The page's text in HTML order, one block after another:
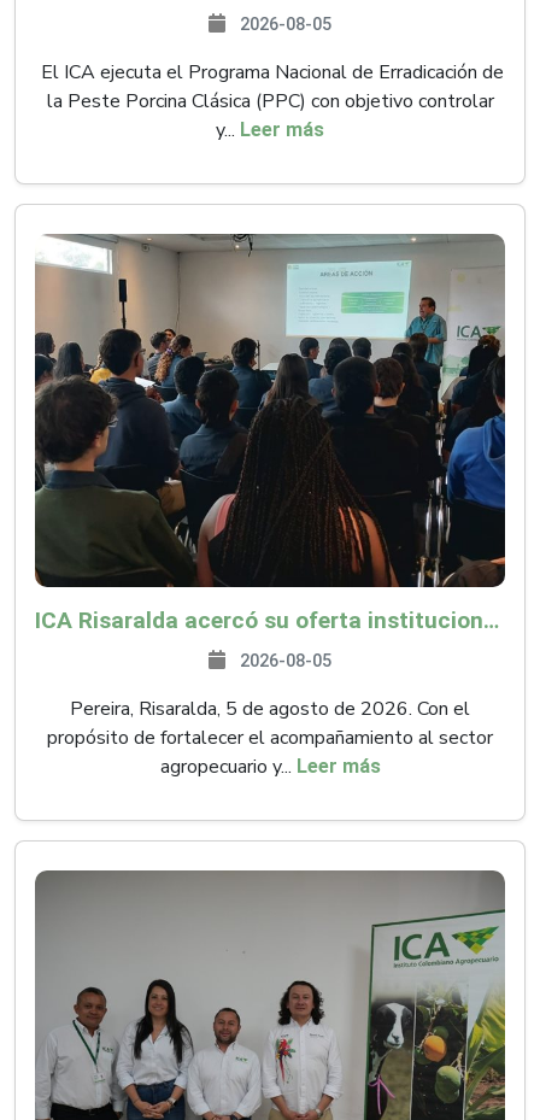
2026-08-05
El ICA ejecuta el Programa Nacional de Erradicación de
la Peste Porcina Clásica (PPC) con objetivo controlar
y... Leer más
ICA Risaralda acercó su oferta institucional a productores y emprendedores en Expocamello
2026-08-05
Pereira, Risaralda, 5 de agosto de 2026. Con el
propósito de fortalecer el acompañamiento al sector
agropecuario y... Leer más